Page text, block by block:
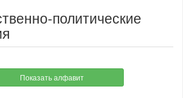
политические
Показать алфавит